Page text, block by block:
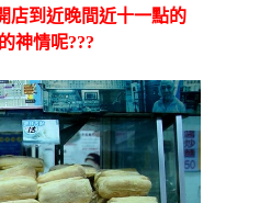
店到近晚間近十一點的
神情呢???